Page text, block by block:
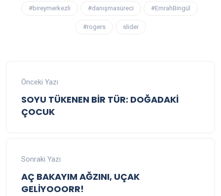
#bireymerkezli #danışmasüreci #EmrahBingül
#rogers slider
Önceki Yazı
SOYU TÜKENEN BİR TÜR: DOĞADAKİ
ÇOCUK
Sonraki Yazı
AÇ BAKAYIM AĞZINI, UÇAK
GELİYOOORR!